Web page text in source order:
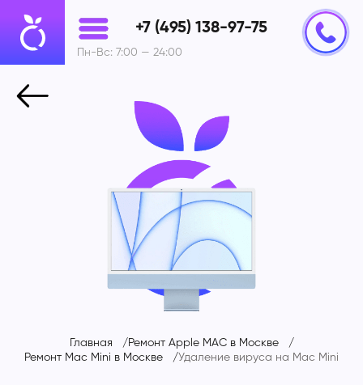
+7 (495) 138-97-75
Пн-Вс: 7:00 — 24:00
Главная
Ремонт Apple MAC в Москве
Ремонт Mac Mini в Москве
Удаление вируса на Mac Mini